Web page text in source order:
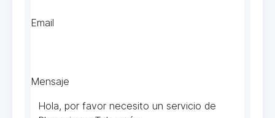
Email
Mensaje